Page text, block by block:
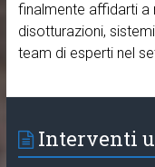
finalmente affidarti a
disotturazioni,
team di esperti nel
Interventi